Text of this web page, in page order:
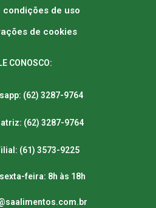
condições de uso
de cookies
CONOSCO:
(62) 3287-9764
(62) 3287-9764
(61) 3573-9225
feira: 8h às 18h